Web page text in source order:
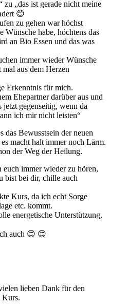
zu „das ist gerade nicht meine
😊
zu gehen war höchst
Wünsche habe, höchtens das
an Bio Essen und das was
immer wieder Wünsche
aus dem Herzen
Erkenntnis für mich.
Ehepartner darüber aus und
gegenseitig, wenn da
ich mir nicht leisten“
das Bewusstsein der neuen
macht halt immer noch Lärm.
der Weg der Heilung.
euch immer wieder zu hören,
bist bei dir, chille auch
Kurs, da ich echt Sorge
etc. kommt.
energetische Unterstützung,
auch 😊 😊
lieben Dank für den
Kurs.